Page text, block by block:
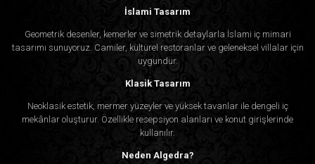
İslami Tasarım
Geometrik desenler, kemerler ve simetrik detaylarla İslami iç mimari
tasarımı sunuyoruz. Camiler, kültürel restoranlar ve geleneksel villalar için
uygundur.
Klasik Tasarım
Neoklasik estetik, mermer yüzeyler ve yüksek tavanlar ile dengeli iç
mekânlar oluşturur. Özellikle resepsiyon alanları ve konut girişlerinde
kullanılır.
Neden Algedra?